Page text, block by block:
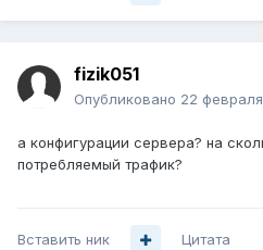
fizik051
Опубликовано 22
а конфигурации сервера? на
потребляемый трафик?
Вставить ник Цитата